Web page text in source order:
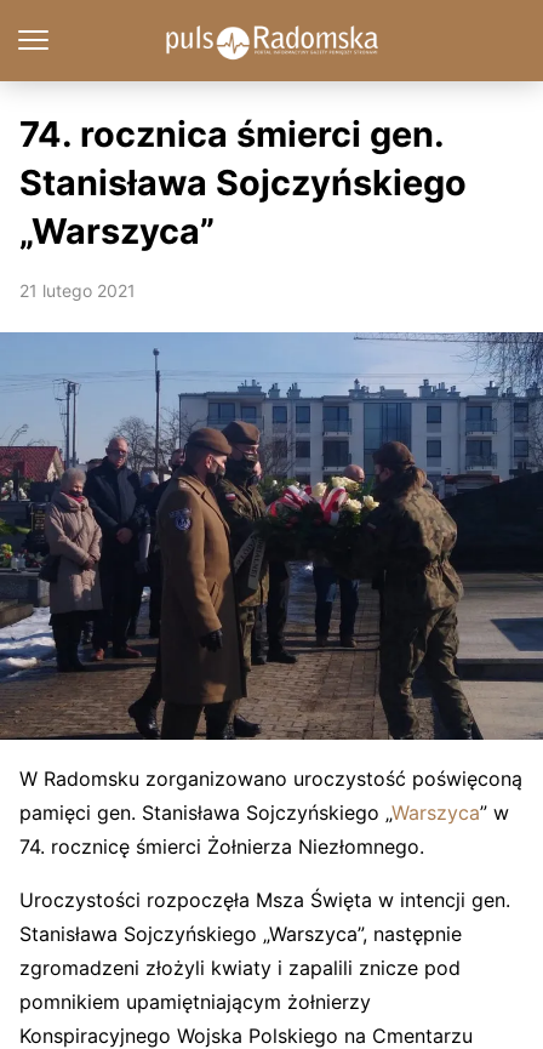
74. rocznica śmierci gen.
Stanisława Sojczyńskiego
„Warszyca”
21 lutego 2021
W Radomsku zorganizowano uroczystość poświęconą
pamięci gen. Stanisława Sojczyńskiego „Warszyca” w
74. rocznicę śmierci Żołnierza Niezłomnego.
Uroczystości rozpoczęła Msza Święta w intencji gen.
Stanisława Sojczyńskiego „Warszyca”, następnie
zgromadzeni złożyli kwiaty i zapalili znicze pod
pomnikiem upamiętniającym żołnierzy
Konspiracyjnego Wojska Polskiego na Cmentarzu